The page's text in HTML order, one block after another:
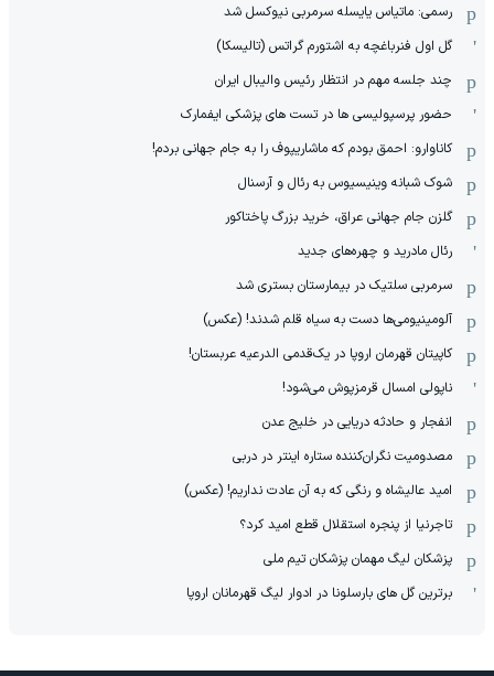
رسمی: ماتیاس یایسله سرمربی نیوکسل شد
گل اول فنرباغچه به اشتورم گراتس (تالیسکا)
چند جلسه مهم در انتظار رئیس والیبال ایران
حضور پرسپولیسی ها در تست های پزشکی ایفمارک
کاناوارو: احمق بودم که ماشاریپوف را به جام جهانی بردم!
شوک شبانه وینیسیوس به رئال و آرسنال
گلزن جام جهانی عراق، خرید بزرگ پاختاکور
رئال مادرید و چهره‌های جدید
سرمربی سلتیک در بیمارستان بستری شد
آلومینیومی‌ها دست به سیاه قلم شدند! (عکس)
کاپیتان قهرمان اروپا در یک‌قدمی الدرعیه عربستان!
ناپولی امسال قرمزپوش می‌شود!
انفجار و حادثه دریایی در خلیج عدن
مصدومیت نگران‌کننده ستاره اینتر در دربی
امید عالیشاه و رنگی که به آن عادت نداریم! (عکس)
تاجرنیا از پنجره استقلال قطع امید کرد؟
پزشکان لیگ مهمان پزشکان تیم ملی
برترین گل های بارسلونا در ادوار لیگ قهرمانان اروپا